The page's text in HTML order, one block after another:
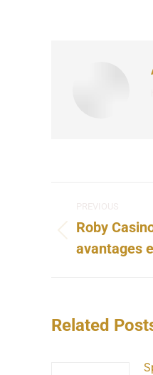
Previous
post:
Roby
avantages
Related